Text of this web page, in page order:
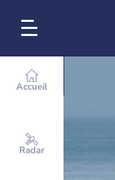
Accueil
Radar